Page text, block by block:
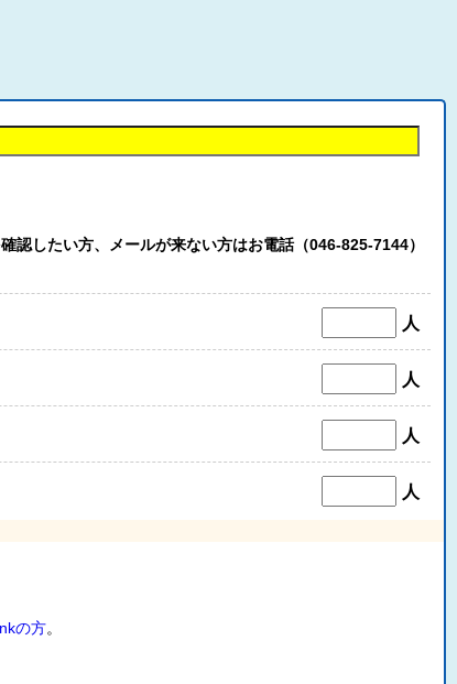
認したい方、メールが来ない方はお電話（046-825-7144）
人
人
人
人
の方。